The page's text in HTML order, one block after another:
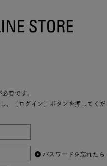
要です。
、［ログイン］ボタンを押してく
パスワードを忘れたら